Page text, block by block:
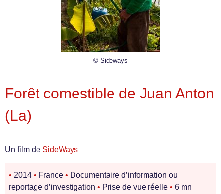
© Sideways
Forêt comestible de Juan Anton
(La)
Un film de SideWays
• 2014 • France • Documentaire d’information ou
reportage d’investigation • Prise de vue réelle • 6 mn